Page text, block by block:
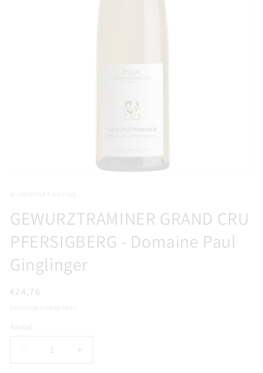
openen
modaal
WIJNIMPORT KOVINO
GEWURZTRAMINER GRAND CRU
PFERSIGBERG - Domaine Paul
Ginglinger
Normale
€24,76
Aantal
Aantal
Aantal